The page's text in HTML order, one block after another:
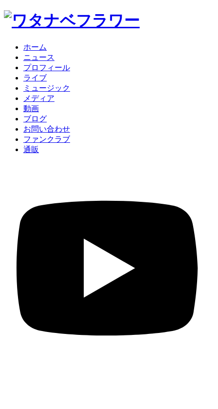
ホーム
ニュース
プロフィール
ライブ
ミュージック
メディア
動画
ブログ
お問い合わせ
ファンクラブ
通販